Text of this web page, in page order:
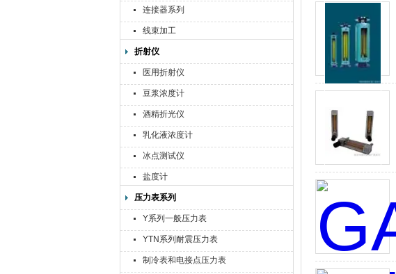
连接器系列
线束加工
折射仪
医用折射仪
豆浆浓度计
酒精折光仪
乳化液浓度计
冰点测试仪
盐度计
压力表系列
Y系列一般压力表
YTN系列耐震压力表
制冷表和电接点压力表